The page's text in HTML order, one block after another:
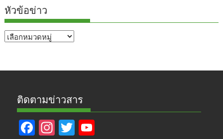
หัวข้อข่าว
หัวข้อ
ติดตามข่าวสาร
F In T